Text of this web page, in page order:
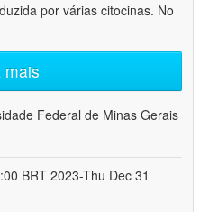
por várias citocinas. No
mais
Federal de Minas Gerais
BRT 2023-Thu Dec 31